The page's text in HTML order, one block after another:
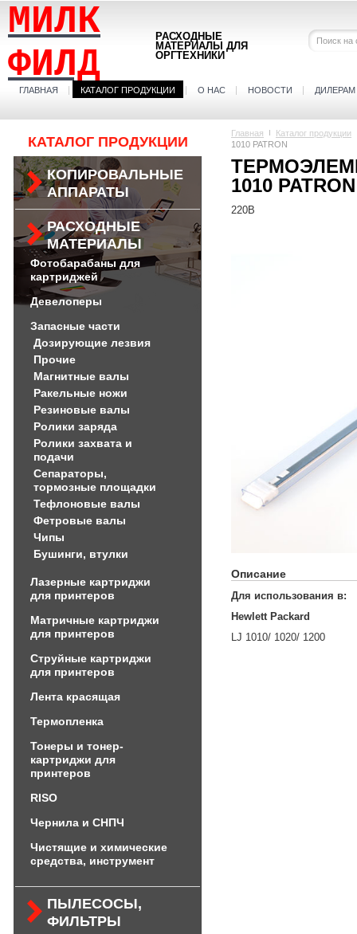
МИЛК
ФИЛД
РАСХОДНЫЕ
МАТЕРИАЛЫ ДЛЯ
ОРГТЕХНИКИ
ГЛАВНАЯ КАТАЛОГ ПРОДУКЦИИ О НАС НОВОСТИ ДИЛЕРАМ
КАТАЛОГ ПРОДУКЦИИ
КОПИРОВАЛЬНЫЕ
АППАРАТЫ
РАСХОДНЫЕ
МАТЕРИАЛЫ
Фотобарабаны для
картриджей
Девелоперы
Запасные части
Дозирующие лезвия
Прочие
Магнитные валы
Ракельные ножи
Резиновые валы
Ролики заряда
Ролики захвата и
подачи
Сепараторы,
тормозные площадки
Тефлоновые валы
Фетровые валы
Чипы
Бушинги, втулки
Лазерные картриджи
для принтеров
Матричные картриджи
для принтеров
Струйные картриджи
для принтеров
Лента красящая
Термопленка
Тонеры и тонер-
картриджи для
принтеров
RISO
Чернила и СНПЧ
Чистящие и химические
средства, инструмент
ПЫЛЕСОСЫ,
ФИЛЬТРЫ
Главная
Каталог продукции
1010 PATRON
1010 PATRON
220B
Описание
Для использования в:
Hewlett Packard
LJ 1010/ 1020/ 1200